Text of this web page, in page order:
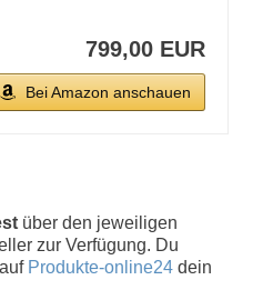
799,00 EUR
Bei Amazon anschauen
über den jeweiligen
zur Verfügung. Du
Produkte-online24 dein